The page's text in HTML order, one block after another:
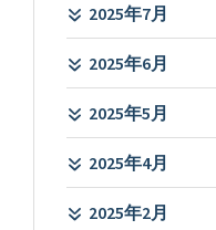
2025年7月
2025年6月
2025年5月
2025年4月
2025年2月